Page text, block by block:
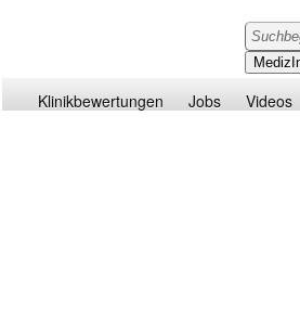
Klinikbewertungen Jobs Videos